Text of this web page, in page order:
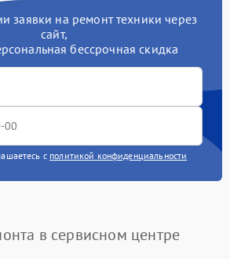
заявки на ремонт техники через
сайт,
бессрочная скидка
с политикой конфиденциальности
в сервисном центре